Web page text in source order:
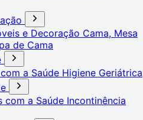
e Decoração Cama, Mesa
de Cama
a Saúde Higiene Geriátrica
com a Saúde Incontinência